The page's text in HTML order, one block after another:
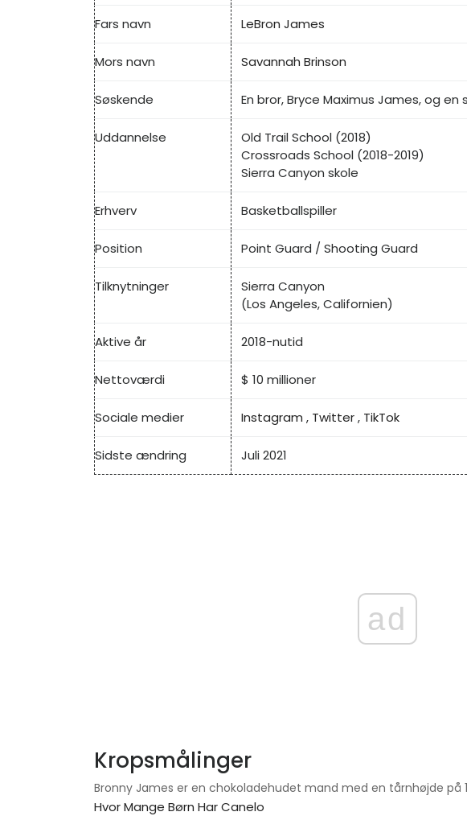
Fars navn LeBron James
Mors navn Savannah Brinson
Søskende En bror, Bryce Maximus James, og en
Uddannelse
Old Trail School (2018)
Crossroads School (2018-2019)
Sierra Canyon skole
Erhverv Basketballspiller
Position Point Guard / Shooting Guard
Tilknytninger
Sierra Canyon
(Los Angeles, Californien)
Aktive år 2018-nutid
Nettoværdi $ 10 millioner
Sociale medier Instagram , Twitter, TikTok
Sidste ændring Juli 2021
ad
Kropsmålinger
Bronny James er en chokoladehudet mand med en tårnhøjde på
Hvor Mange Børn Har Canelo